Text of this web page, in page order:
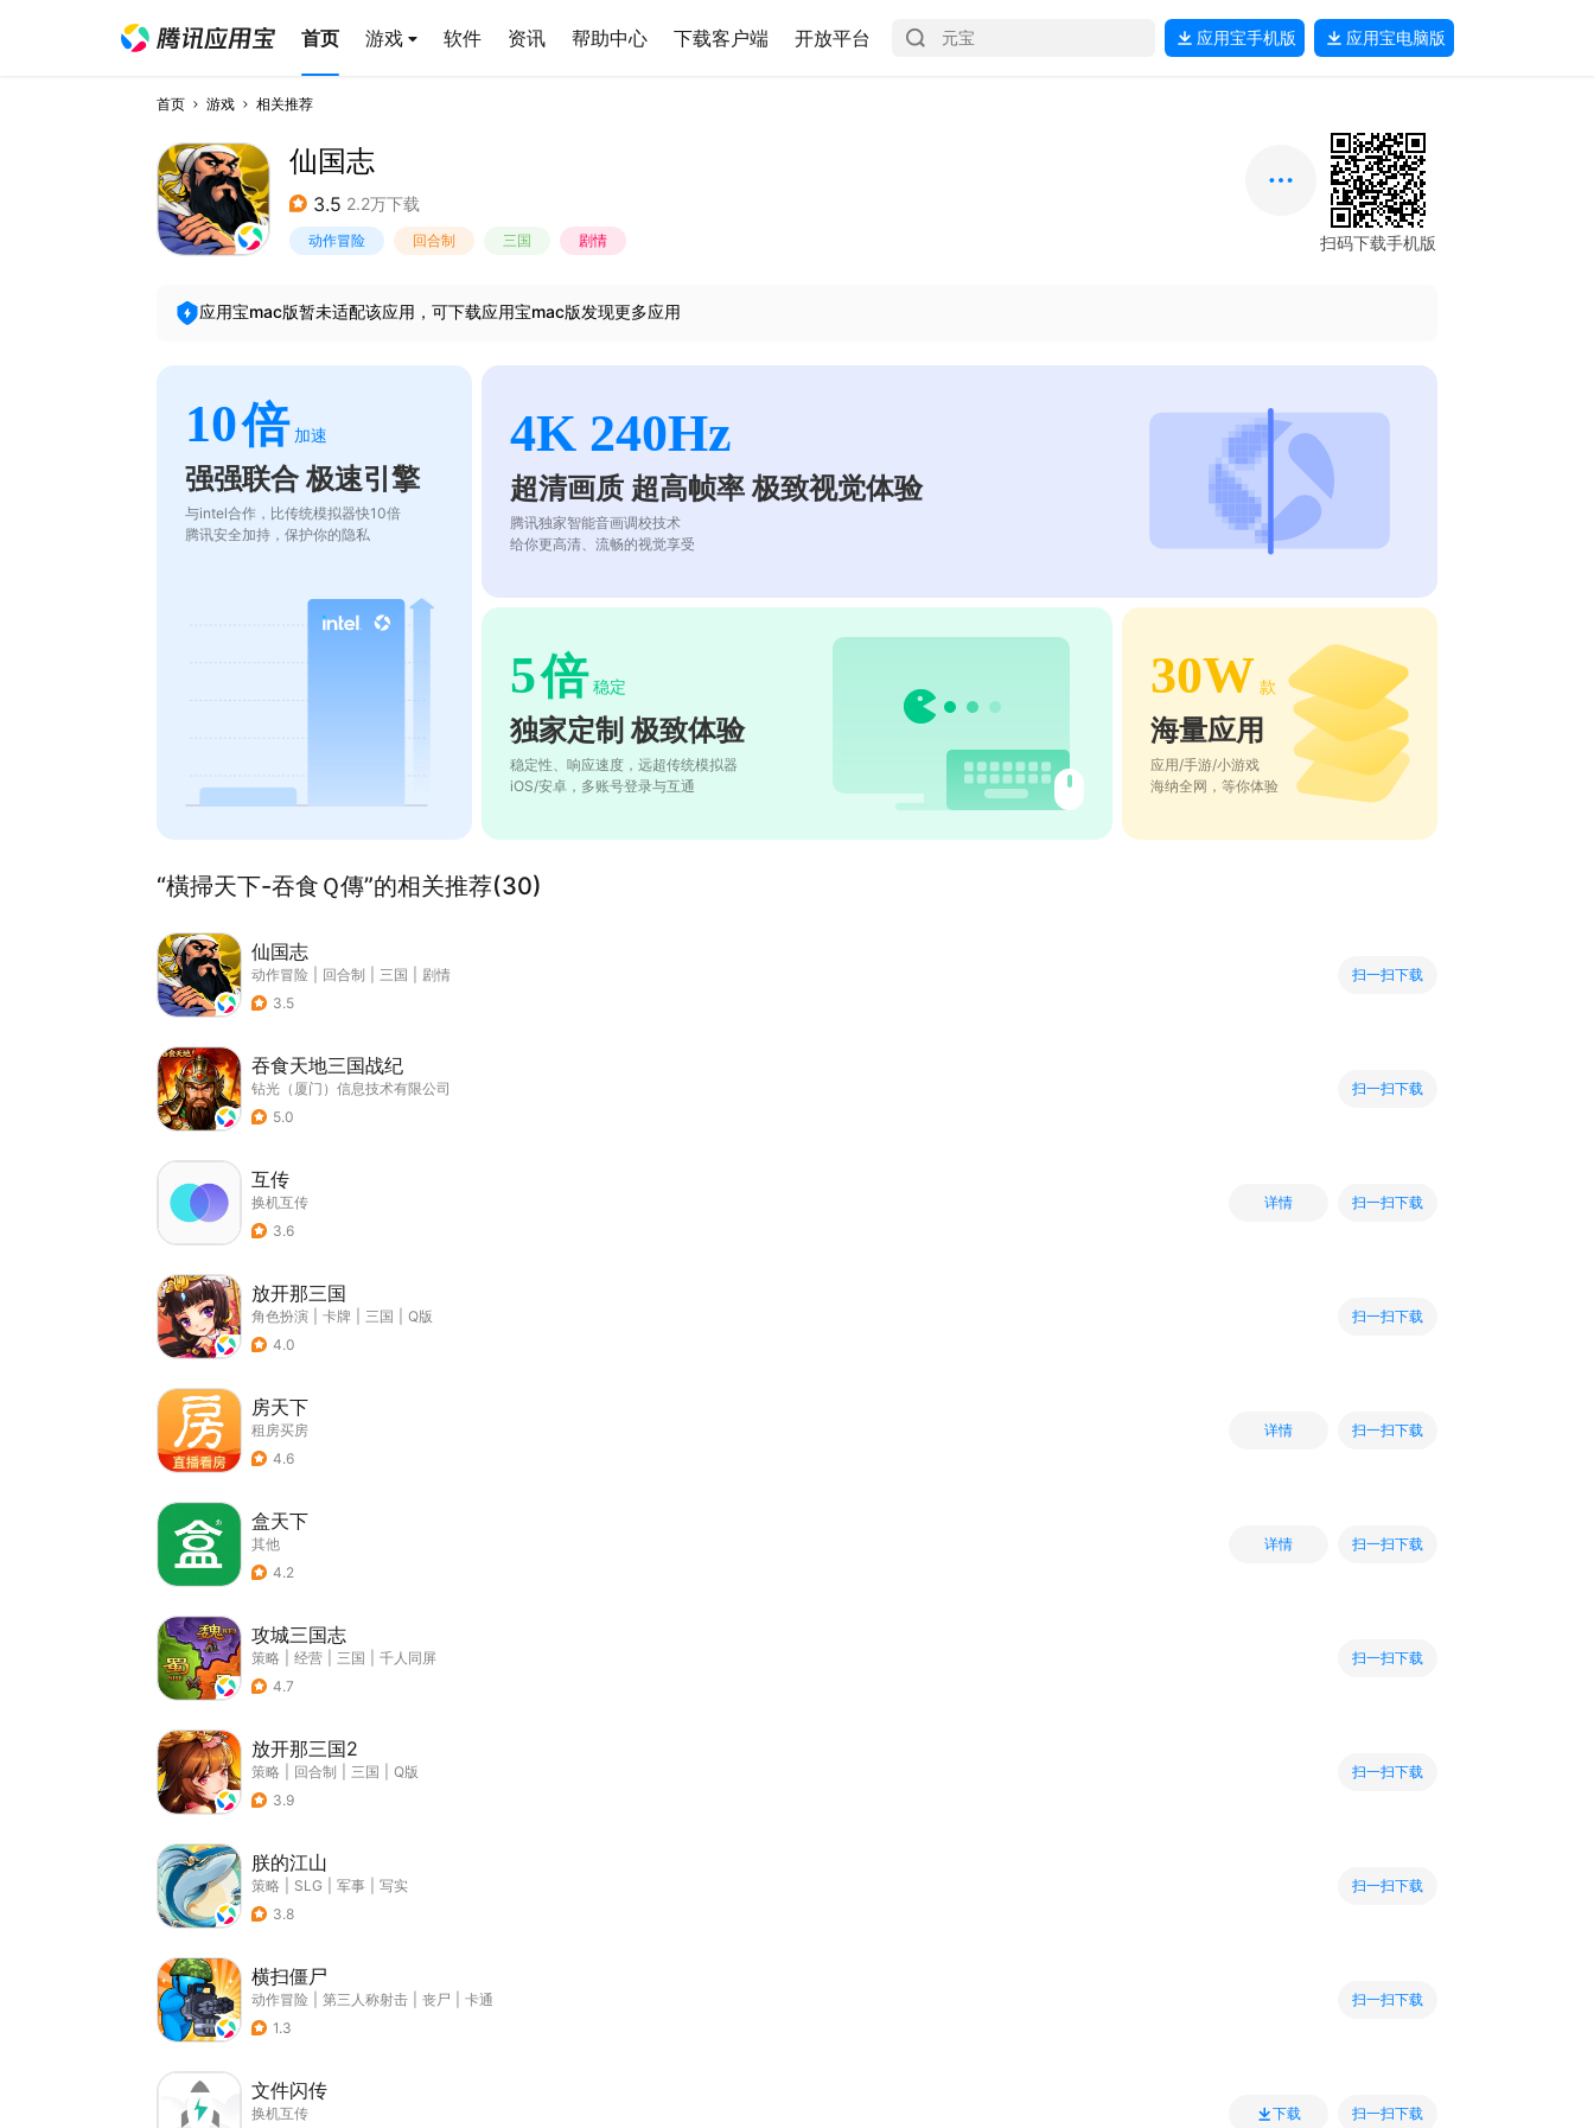
首页 游戏 软件 资讯 帮助中心 下载客户端 开放平台 应用宝手机版 应用宝电脑版
首页 游戏 相关推荐
仙国志
3.5 2.2万下载
动作冒险 回合制 三国 剧情 扫码下载手机版
应用宝mac版暂未适配该应用，可下载应用宝mac版发现更多应用
10倍 加速
强强联合 极速引擎
与intel合作，比传统模拟器快10倍
腾讯安全加持，保护你的隐私
4K 240Hz
超清画质 超高帧率 极致视觉体验
腾讯独家智能音画调校技术
给你更高清、流畅的视觉享受
5倍 稳定
独家定制 极致体验
稳定性、响应速度，远超传统模拟器
iOS/安卓，多账号登录与互通
30W 款
海量应用
应用/手游/小游戏
海纳全网，等你体验
“橫掃天下-吞食Ｑ傳”的相关推荐(30)
仙国志
动作冒险 回合制 三国
剧情
3.5
扫一扫下载
吞食天地三国战纪
钻光（厦门）信息技术有限公司
5.0
扫一扫下载
互传
换机互传
3.6
详情 扫一扫下载
放开那三国
角色扮演 卡牌 三国
Q版
4.0
扫一扫下载
房天下
租房买房
4.6
详情 扫一扫下载
盒天下
其他
4.2
详情 扫一扫下载
攻城三国志
策略 经营 三国
千人同屏
4.7
扫一扫下载
放开那三国2
策略 回合制 三国
Q版
3.9
扫一扫下载
朕的江山
策略 SLG 军事
写实
3.8
扫一扫下载
横扫僵尸
动作冒险 第三人称射击 丧尸
卡通
1.3
扫一扫下载
文件闪传
换机互传
下载 扫一扫下载